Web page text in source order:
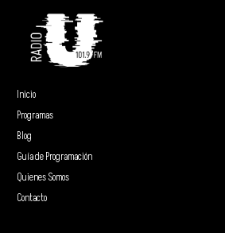
Inicio
Programas
Blog
Guía de Programación
Quienes Somos
Contacto